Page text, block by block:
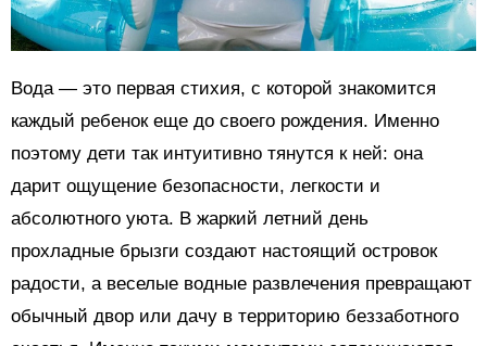
Вода — это первая стихия, с которой знакомится
каждый ребенок еще до своего рождения. Именно
поэтому дети так интуитивно тянутся к ней: она
дарит ощущение безопасности, легкости и
абсолютного уюта. В жаркий летний день
прохладные брызги создают настоящий островок
радости, а веселые водные развлечения превращают
обычный двор или дачу в территорию беззаботного